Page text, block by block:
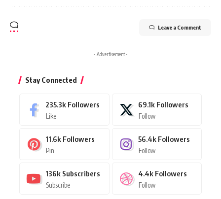
Leave a Comment
- Advertisement -
Stay Connected
235.3k Followers
Like
69.1k Followers
Follow
11.6k Followers
Pin
56.4k Followers
Follow
136k Subscribers
Subscribe
4.4k Followers
Follow